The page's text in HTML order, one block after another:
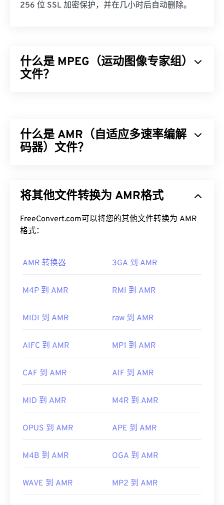
256 位 SSL 加密保护，并在几小时后自动删除。
什么是 MPEG（运动图像专家组）
文件？
好的小型文件。MPEG 文件扩展名与MPEG-1格式最
为接近。
MPEG 文件几乎总是在操作系统的默认视频播放器中
打开。在 Windows 上，它会在
Windows Media
Player中打开。在 Mac 上，它会在QuickTime 中打
开。它不支持章节、字幕、副标题、元数据标签或菜
有时，打开 MPEG 文件需要使用第三方软件，例如
载 MPEG-2 视频解码器（DVD 解码器包）。如果其
开发者： 运动图像专家组 (MPEG)
首次发行：
https://en.wikipedia.org/wiki/
什么是 AMR（自适应多速率编解
码器）文件？
此非常适合语音录制和广播。它常用于全球移动通信
如何打开 AMR 文件？
数3G 移动设备都可以打开它们。AMR 也可以使用
来打开。
可以打开 AMR 文件。您可以从SourceForge.net
且主要处理窄带信号，因此不适合用于音乐文件。
首次发行：1999年
Rate_audio_codec
将其他文件转换为 AMR格式
FreeConvert.com可以将您的其他文件转换为 AMR
格式：
AMR 转换器 3GA 到 AMR
M4P 到 AMR RMI 到 AMR
MIDI 到 AMR raw 到 AMR
AIFC 到 AMR MP1 到 AMR
CAF 到 AMR AIF 到 AMR
MID 到 AMR M4R 到 AMR
OPUS 到 AMR APE 到 AMR
M4B 到 AMR OGA 到 AMR
WAVE 到 AMR MP2 到 AMR